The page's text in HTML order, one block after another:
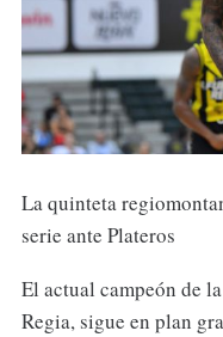
La quinteta
serie ante Plateros
El actual campeón de
Regia, sigue en plan